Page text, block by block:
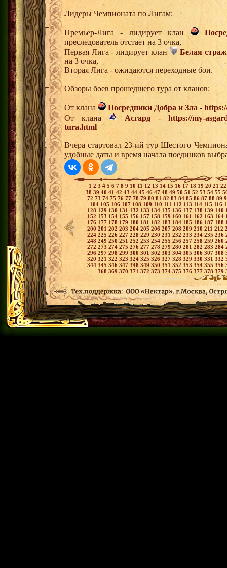
Лидеры Чемпионата по Лигам:
Премьер-Лига - лидирует клан
преследователь отстает на 3 очка,
Первая Лига - лидирует клан
Белая
на 3 очка,
Вторая Лига - ожидаются переходные бои.
Обзоры боев прошедшего тура от кланов:
От клана Посредники Добра и Зла -
От клана
Асгард - https://my-
tura.html
Вчера стартовал 23-ий тур Шестого
удобные даты и время начала поединков
1 2 3 4 5 6 7 8 9 10 11 12 13 14 15 16 17 18 19 20 21
38 39 40 41 42 43 44 45 46 47 48 49 50 51 52 53 54 55
72 73 74 75 76 77 78 79 8081 82 83 84 85 86 87 88 89
104 105 106 107 108 109 110 111 112 113 114 115 116
128 129 130 131 132 133 134 135 136 137 138 139 140
152 153 154 155 156 157 158 159 160 161 162 163 164
176 177 178 179 180 181 182 183 184 185 186 187 188
200 201 202 203 204 205 206 207 208 209210 211 212
224 225 226 227 228 229 230 231 232 233 234 235 236
248 249 250 251 252 253 254 255 256 257 258 259 260
272 273 274 275 276 277 278 279 280 281 282 283 284
296 297 298 299 300 301302 303 304 305 306 307 308
320 321 322 323 324 325 326 327 328 329 330 331 332
344 345 346 347 348 349 350 351 352 353 354 355 356
368 369 370 371 372 373 374 375 376 377 378 379